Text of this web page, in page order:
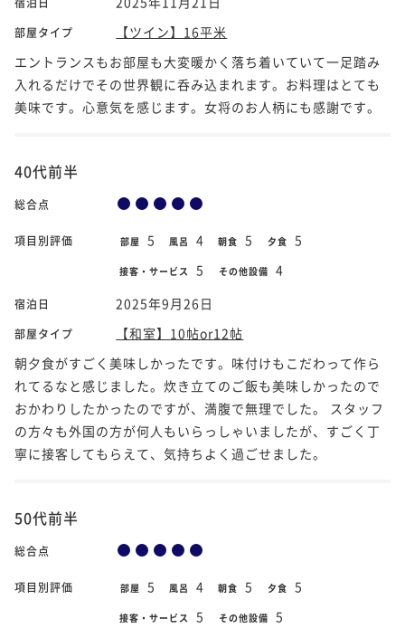
部屋タイプ
【ツイン】16平米
エントランスもお部屋も大変暖かく落ち着いていて一足踏み
入れるだけでその世界観に呑み込まれます。お料理はとても
美味です。心意気を感じます。女将のお人柄にも感謝です。
40代前半
総合点
項目別評価 部屋 5 風呂 4 朝食 5 夕食 5
接客・サービス 5 その他設備 4
宿泊日 2025年9月26日
部屋タイプ
【和室】10帖or12帖
朝夕食がすごく美味しかったです。味付けもこだわって作ら
れてるなと感じました。炊き立てのご飯も美味しかったので
おかわりしたかったのですが、満腹で無理でした。 スタッフ
の方々も外国の方が何人もいらっしゃいましたが、すごく丁
寧に接客してもらえて、気持ちよく過ごせました。
50代前半
総合点
項目別評価 部屋 5 風呂 4 朝食 5 夕食 5
接客・サービス 5 その他設備 5